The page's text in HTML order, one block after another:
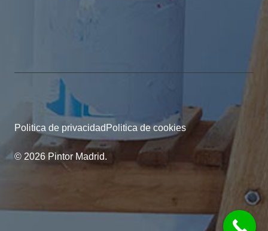
© 2026 Pintor Madrid.
Politica de privacidad Politica de cookies